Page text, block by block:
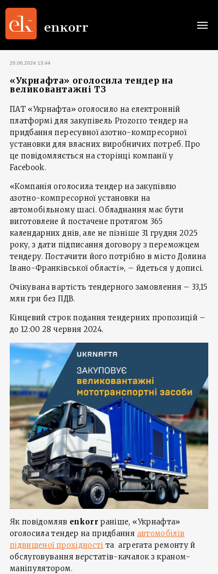
20.06.2024 13:44
«Укрнафта» оголосила тендер на
великовантажні ТЗ
ПАТ «Укрнафта» оголосило на електронній
платформі для закупівель Prozorro тендер на
придбання пересувної азотно-компресорної
установки для власних виробничих потреб. Про
це повідомляється на сторінці компанії у
Facebook.
«Компанія оголосила тендер на закупівлю
азотно-компресорної установки на
автомобільному шасі. Обладнання має бути
виготовлене й постачене протягом 365
календарних днів, але не пізніше 31 грудня 2025
року, з дати підписання договору з переможцем
тендеру. Постачити його потрібно в місто Долина
Івано-Франківської області», – йдеться у дописі.
Очікувана вартість тендерного замовлення – 33,15
млн грн без ПДВ.
Кінцевий строк подання тендерних пропозицій –
до 12:00 28 червня 2024.
Як повідомляв enkorr раніше, «Укрнафта»
оголосила тендер на придбання автомобілів
підвищеної прохідності та агрегата ремонту й
обслуговування верстатів-качалок з краном-
маніпулятором.